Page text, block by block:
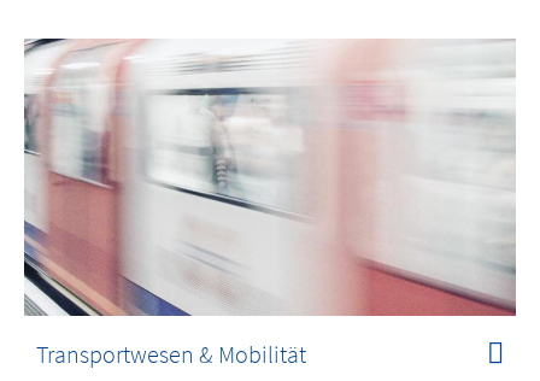
Transportwesen & Mobilität